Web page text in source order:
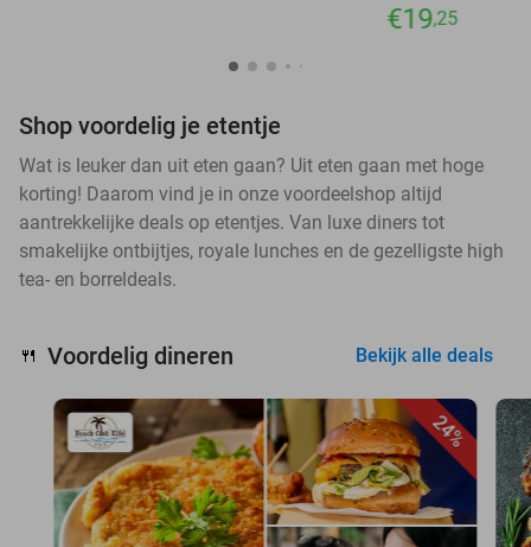
€19,25
Shop voordelig je etentje
Wat is leuker dan uit eten gaan? Uit eten gaan met hoge
korting! Daarom vind je in onze voordeelshop altijd
aantrekkelijke deals op etentjes. Van luxe diners tot
smakelijke ontbijtjes, royale lunches en de gezelligste high
tea- en borreldeals.
🍴 Voordelig dineren Bekijk alle deals
24%